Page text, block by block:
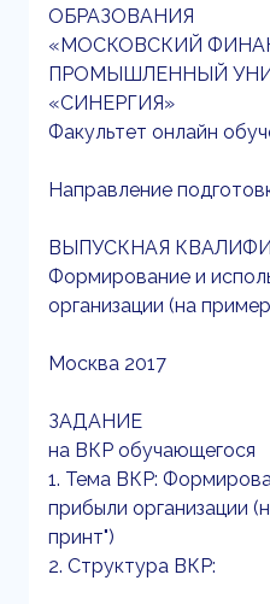
ОБРАЗОВАНИЯ
«МОСКОВСКИЙ
ПРОМЫШЛЕННЫЙ
«СИНЕРГИЯ»
Факультет онлайн
Направление
ВЫПУСКНАЯ
Формирование и
организации (на
Москва 2017
ЗАДАНИЕ
на ВКР обучающегося
1. Тема ВКР:
прибыли организации
принт")
2. Структура ВКР: